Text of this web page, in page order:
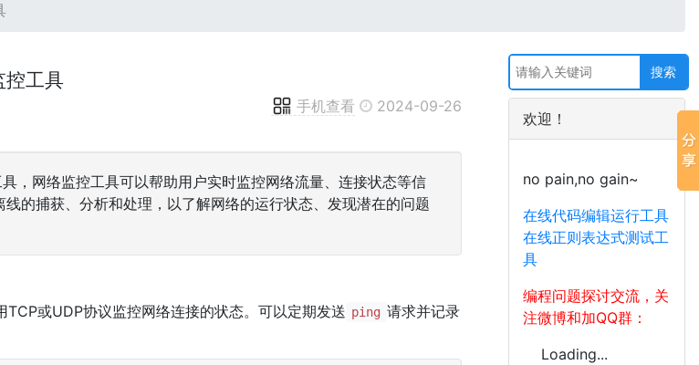
控工具
手机查看 2024-09-26
，网络监控工具可以帮助用户实时监控网络流量、连接状态等信
的捕获、分析和处理，以了解网络的运行状态、发现潜在的问题
或UDP协议监控网络连接的状态。可以定期发送 ping 请求并记录
欢迎！
no pain,no gain~
在线代码编辑运行工具
在线正则表达式测试工
具
编程问题探讨交流，关
注微博和加QQ群：
Loading...